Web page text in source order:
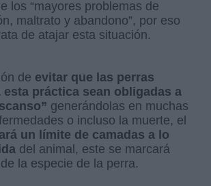
los “mayores problemas de
maltrato y abandono”, por eso
de atajar esta situación.
de evitar que las perras
esta práctica sean obligadas a
generándolas en muchas
o incluso la muerte, el
un límite de camadas a lo
del animal, este se marcará
la especie de la perra.